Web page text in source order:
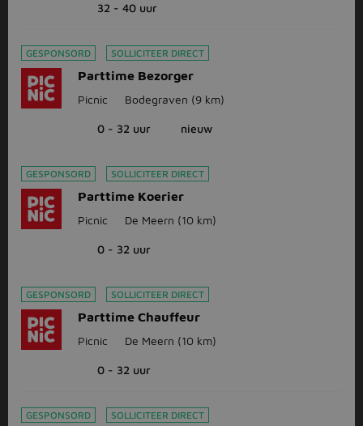
32 - 40 uur
GESPONSORD SOLLICITEER DIRECT
Parttime Bezorger
Picnic Bodegraven (9 km)
0 - 32 uur nieuw
GESPONSORD SOLLICITEER DIRECT
Parttime Koerier
Picnic De Meern (10 km)
0 - 32 uur
GESPONSORD SOLLICITEER DIRECT
Parttime Chauffeur
Picnic De Meern (10 km)
0 - 32 uur
GESPONSORD SOLLICITEER DIRECT